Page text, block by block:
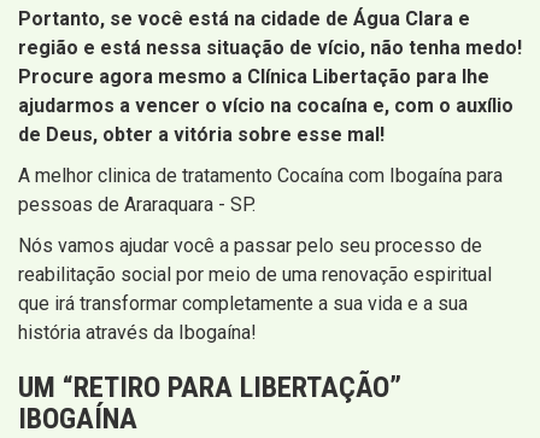
Portanto, se você está na cidade de Água Clara e
região e está nessa situação de vício, não tenha medo!
Procure agora mesmo a Clínica Libertação para lhe
ajudarmos a vencer o vício na cocaína e, com o auxílio
de Deus, obter a vitória sobre esse mal!
A melhor clinica de tratamento Cocaína com Ibogaína para
pessoas de Araraquara - SP.
Nós vamos ajudar você a passar pelo seu processo de
reabilitação social por meio de uma renovação espiritual
que irá transformar completamente a sua vida e a sua
história através da Ibogaína!
UM “RETIRO PARA LIBERTAÇÃO”
IBOGAÍNA